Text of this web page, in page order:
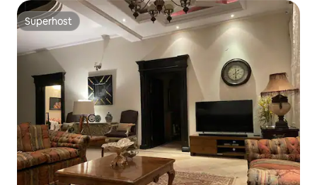
Superhost
Superhost